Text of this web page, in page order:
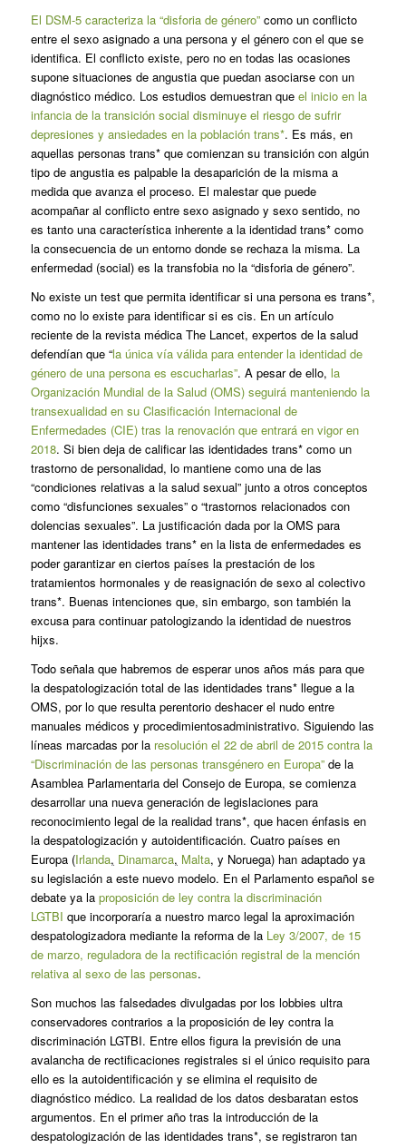
El DSM-5 caracteriza la “disforia de género”como un conflicto
entre el sexo asignado a una persona y el género con el que se
identifica. El conflicto existe, pero no en todas las ocasiones
supone situaciones de angustia que puedan asociarse con un
diagnóstico médico. Los estudios demuestran que el inicio en la
infancia de la transición social disminuye el riesgo de sufrir
depresiones y ansiedades en la población trans*. Es más, en
aquellas personas trans* que comienzan su transición con algún
tipo de angustia es palpable la desaparición de la misma a
medida que avanza el proceso. El malestar que puede
acompañar al conflicto entre sexo asignado y sexo sentido, no
es tanto una característica inherente a la identidad trans* como
la consecuencia de un entorno donde se rechaza la misma. La
enfermedad (social) es la transfobia no la “disforia de género”.
No existe un test que permita identificar si una persona es trans*,
como no lo existe para identificar si es cis. En un artículo
reciente de la revista médica The Lancet, expertos de la salud
defendían que “la única vía válida para entender la identidad de
género de una persona es escucharlas”. A pesar de ello, la
Organización Mundial de la Salud (OMS) seguirá manteniendo la
transexualidad en su Clasificación Internacional de
Enfermedades (CIE) tras la renovación que entrará en vigor en
2018. Si bien deja de calificar las identidades trans* como un
trastorno de personalidad, lo mantiene como una de las
“condiciones relativas a la salud sexual” junto a otros conceptos
como “disfunciones sexuales” o “trastornos relacionados con
dolencias sexuales”. La justificación dada por la OMS para
mantener las identidades trans* en la lista de enfermedades es
poder garantizar en ciertos países la prestación de los
tratamientos hormonales y de reasignación de sexo al colectivo
trans*. Buenas intenciones que, sin embargo, son también la
excusa para continuar patologizando la identidad de nuestros
hijxs.
Todo señala que habremos de esperar unos años más para que
la despatologización total de las identidades trans* llegue a la
OMS, por lo que resulta perentorio deshacer el nudo entre
manuales médicos y procedimientosadministrativo. Siguiendo las
líneas marcadas por la resolución el 22 de abril de 2015 contra la
“Discriminación de las personas transgénero en Europa”de la
Asamblea Parlamentaria del Consejo de Europa, se comienza
desarrollar una nueva generación de legislaciones para
reconocimiento legal de la realidad trans*, que hacen énfasis en
la despatologización y autoidentificación. Cuatro países en
Europa (Irlanda, Dinamarca, Malta, y Noruega) han adaptado ya
su legislación a este nuevo modelo. En el Parlamento español se
debate ya la proposición de ley contra la discriminación
LGTBI que incorporaría a nuestro marco legal la aproximación
despatologizadora mediante la reforma de la Ley 3/2007, de 15
de marzo, reguladora de la rectificación registral de la mención
relativa al sexo de las personas.
Son muchos las falsedades divulgadas por los lobbies ultra
conservadores contrarios a la proposición de ley contra la
discriminación LGTBI. Entre ellos figura la previsión de una
avalancha de rectificaciones registrales si el único requisito para
ello es la autoidentificación y se elimina el requisito de
diagnóstico médico. La realidad de los datos desbaratan estos
argumentos. En el primer año tras la introducción de la
despatologización de las identidades trans*, se registraron tan